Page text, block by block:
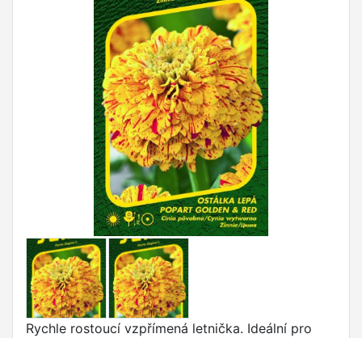
Rychle rostoucí vzpřímená letnička. Ideální pro